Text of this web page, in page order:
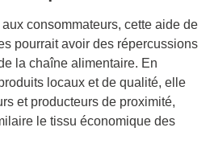
consommateurs, cette aide de
pourrait avoir des répercussions
la chaîne alimentaire. En
locaux et de qualité, elle
et producteurs de proximité,
le tissu économique des